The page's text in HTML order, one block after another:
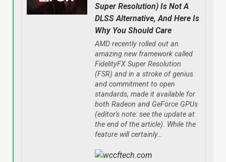
Super Resolution) Is Not A
DLSS Alternative, And Here Is
Why You Should Care
AMD recently rolled out an
amazing new framework called
FidelityFX Super Resolution
(FSR) and in a stroke of genius
and commitment to open
standards, made it available for
both Radeon and GeForce GPUs
(editor's note: see the update at
the end of the article). While the
feature will certainly…